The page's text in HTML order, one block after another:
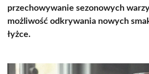
przechowywanie sezonowych
możliwość odkrywania nowych
łyżce.